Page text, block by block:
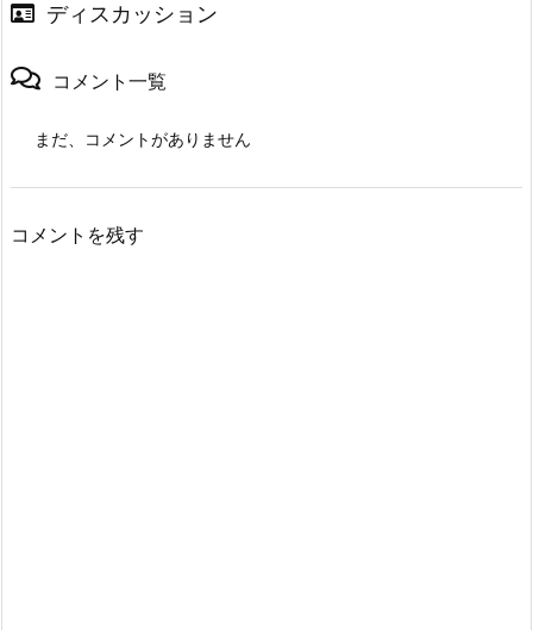
ディスカッション
コメント一覧
まだ、コメントがありません
コメントを残す